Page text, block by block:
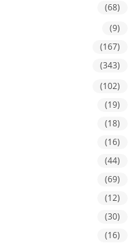
(68)
(9)
(167)
(343)
(102)
(19)
(18)
(16)
(44)
(69)
(12)
(30)
(16)